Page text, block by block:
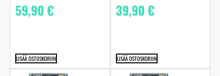
59,90€
LISÄÄ OSTOSKORIIN
39,90€
LISÄÄ OSTOSKORIIN